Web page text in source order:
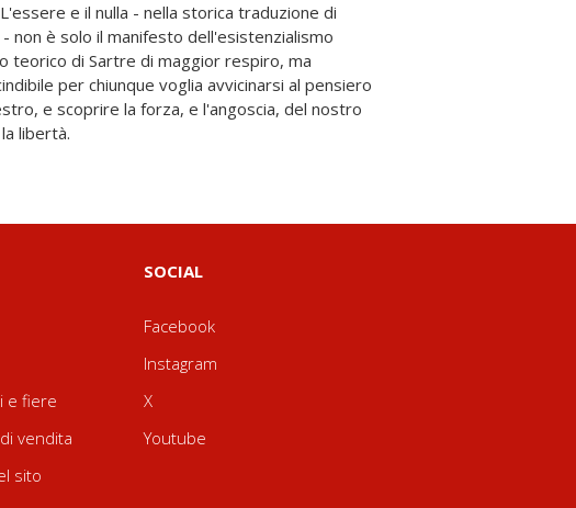
libertà.
e fiere
vendita
sito
SOCIAL
Facebook
Instagram
X
Youtube